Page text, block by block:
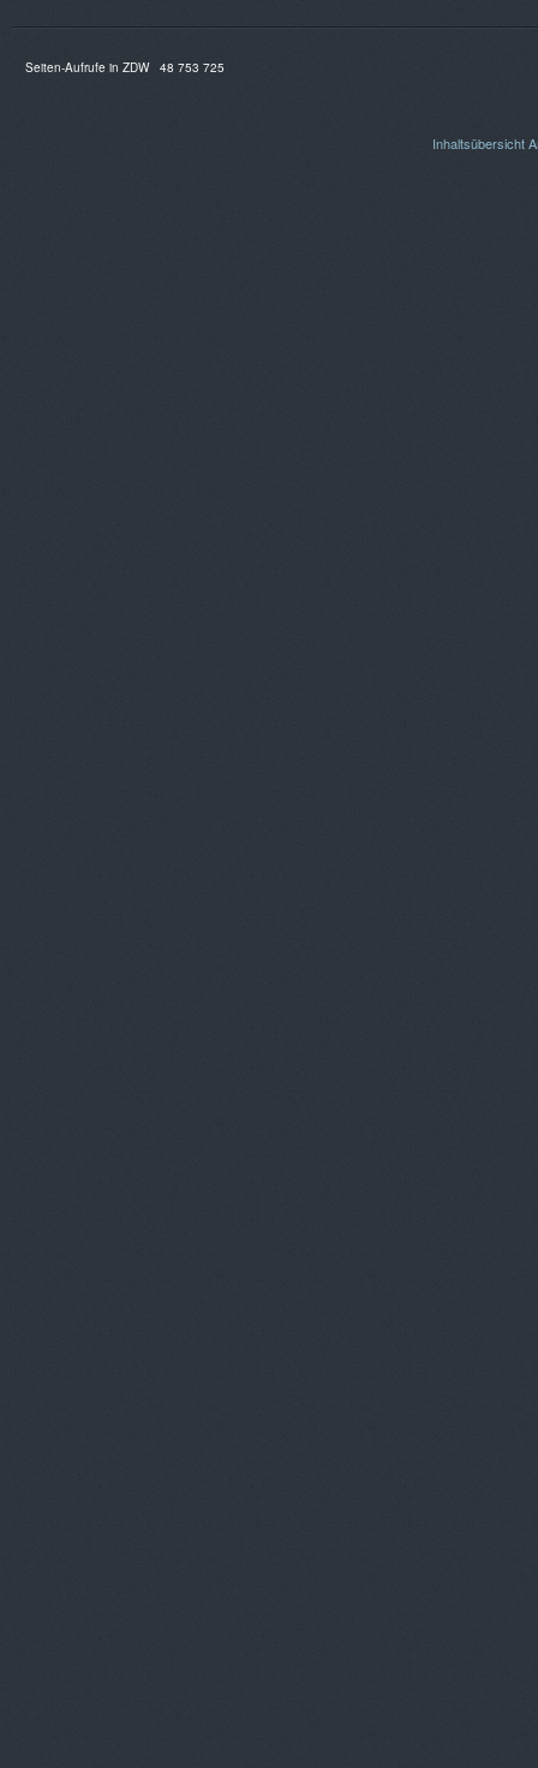
Seiten-Aufrufe in ZDW 48 753 725
Inhaltsübersicht